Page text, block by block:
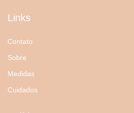
Links
Contato
Sobre
Medidas
Cuidados